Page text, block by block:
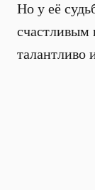
Но у её
талантливо